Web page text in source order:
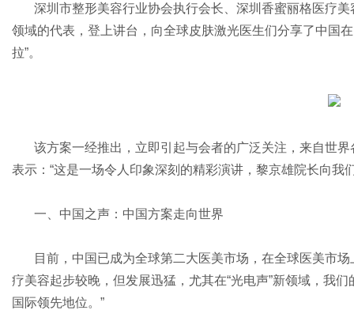
深圳市整形美容行业协会执行会长、深圳香蜜丽格医疗
领域的代表，登上讲台，向全球皮肤激光医生们分享了中
拉”。
该方案一经推出，立即引起与会者的广泛关注，来自世
表示：“这是一场令人印象深刻的精彩演讲，黎京雄院长向我
一、中国之声：中国方案走向世界
目前，中国已成为全球第二大医美市场，在全球医美市
疗美容起步较晚，但发展迅猛，尤其在“光电声”新领域，我
国际领先地位。”